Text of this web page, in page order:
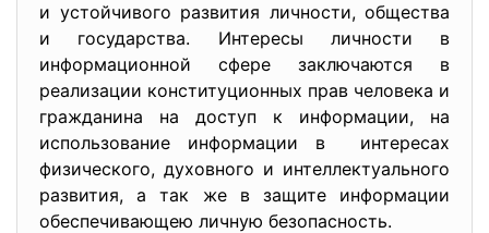
и устойчивого развития личности, общества
и государства. Интересы личности в
информационной сфере заключаются в
реализации конституционных прав человека и
гражданина на доступ к информации, на
использование информации в интересах
физического, духовного и интеллектуального
развития, а так же в защите информации
обеспечивающею личную безопасность.